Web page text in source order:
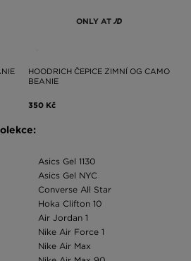
ONLY AT
HOODRICH ČEPICE ZIMNÍ OG CAMO
BEANIE
350 Kč
Asics Gel 1130
Asics Gel NYC
Converse All Star
Hoka Clifton 10
Air Jordan 1
Nike Air Force 1
Nike Air Max